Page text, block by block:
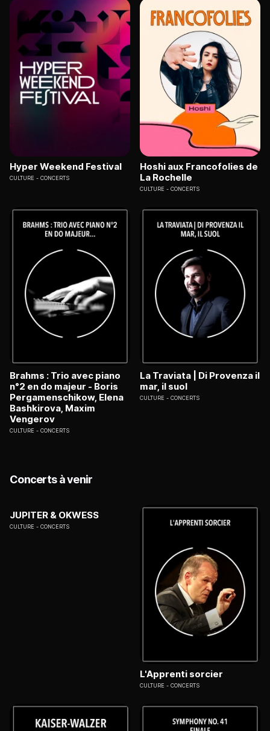
Hyper Weekend Festival
CULTURE CONCERTS
Hoshi aux Francofolies de
La Rochelle
CULTURE CONCERTS
Brahms : Trio avec piano
n°2 en do majeur - Boris
Pergamenschikow, Elena
Bashkirova, Maxim
Vengerov
CULTURE CONCERTS
La Traviata | Di Provenza il
mar, il suol
CULTURE CONCERTS
Concerts à venir
JUPITER & OKWESS
CULTURE CONCERTS
L'Apprenti sorcier
CULTURE CONCERTS